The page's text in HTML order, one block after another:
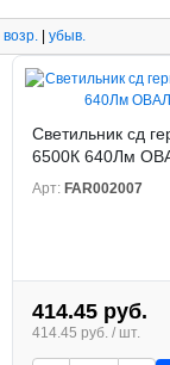
возр. | убыв.
Светильник сд
6500К 640Лм
Арт: FAR002007
414.45 руб.
414.45 руб. / шт.